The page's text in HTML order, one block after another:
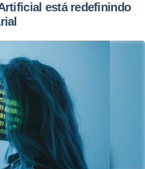
está redefinindo